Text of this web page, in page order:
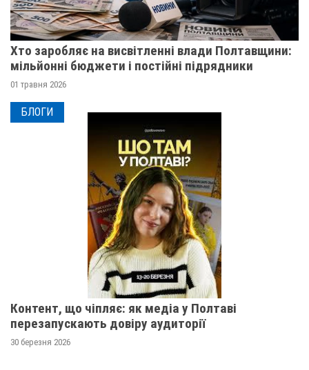
Хто заробляє на висвітленні влади Полтавщини:
мільйонні бюджети і постійні підрядники
01 травня 2026
БЛОГИ
Контент, що чіпляє: як медіа у Полтаві
перезапускають довіру аудиторії
30 березня 2026